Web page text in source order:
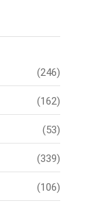
(246)
(162)
(53)
(339)
(106)